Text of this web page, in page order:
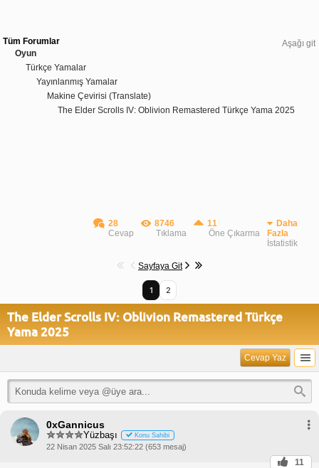
Aşağı git
Tüm Forumlar
Oyun
Türkçe Yamalar
Yayınlanmış Yamalar
Makine Çevirisi (Translate)
The Elder Scrolls IV: Oblivion Remastered Türkçe Yama 2025
28
Cevap
8746
Tıklama
11
Öne Çıkarma
Daha
Fazla
İstatistik
Sayfaya Git
1 2
The Elder Scrolls IV: Oblivion Remastered Türkçe
Yama 2025
Cevap Yaz
0xGannicus
Yüzbaşı Konu Sahibi
22 Nisan 2025 Salı 23:52:22 (653 mesaj)
11